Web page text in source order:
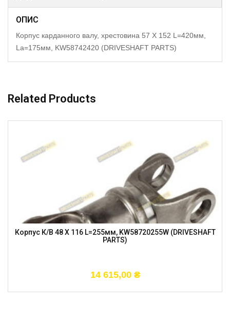
ОПИС
Корпус карданного валу, хрестовина 57 X 152 L=420мм,
La=175мм, KW58742420 (DRIVESHAFT PARTS)
Related Products
Корпус К/в 48 X 116 L=255мм, KW58720255W (DRIVESHAFT
PARTS)
14 615,00 ₴